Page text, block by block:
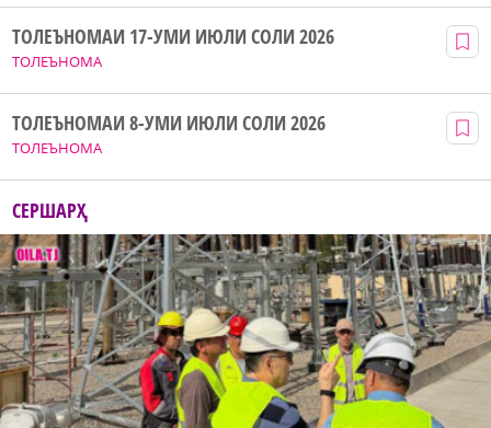
ТОЛЕЪНОМА
ТОЛЕЪНОМАИ 17-УМИ ИЮЛИ СОЛИ 2026
ТОЛЕЪНОМА
ТОЛЕЪНОМАИ 8-УМИ ИЮЛИ СОЛИ 2026
СЕРШАРҲ